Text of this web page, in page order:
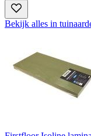
Bekijk alles in